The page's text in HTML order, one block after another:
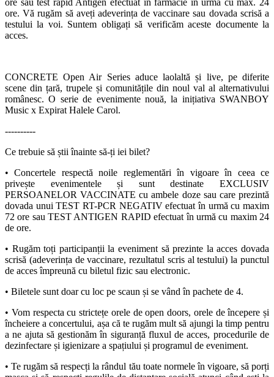
ore. Vă rugăm să aveți adeverința de vaccinare sau dovada scrisă a
testului la voi. Suntem obligați să verificăm aceste documente la
acces.
CONCRETE Open Air Series aduce laolaltă și live, pe diferite
scene din țară, trupele și comunitățile din noul val al alternativului
românesc. O serie de evenimente nouă, la inițiativa SWANBOY
Music x Expirat Halele Carol.
----------
Ce trebuie să știi înainte să-ți iei bilet?
• Concertele respectă noile reglementări în vigoare în ceea ce
privește evenimentele și sunt destinate EXCLUSIV
PERSOANELOR VACCINATE cu ambele doze sau care prezintă
dovada unui TEST RT-PCR NEGATIV efectuat în urmă cu maxim
72 ore sau TEST ANTIGEN RAPID efectuat în urmă cu maxim 24
de ore.
• Rugăm toți participanții la eveniment să prezinte la acces dovada
scrisă (adeverința de vaccinare, rezultatul scris al testului) la punctul
de acces împreună cu biletul fizic sau electronic.
• Biletele sunt doar cu loc pe scaun și se vând în pachete de 4.
• Vom respecta cu strictețe orele de open doors, orele de începere și
încheiere a concertului, așa că te rugăm mult să ajungi la timp pentru
a ne ajuta să gestionăm în siguranță fluxul de acces, procedurile de
dezinfectare și igienizare a spațiului și programul de eveniment.
• Te rugăm să respecți la rândul tău toate normele în vigoare, să porți